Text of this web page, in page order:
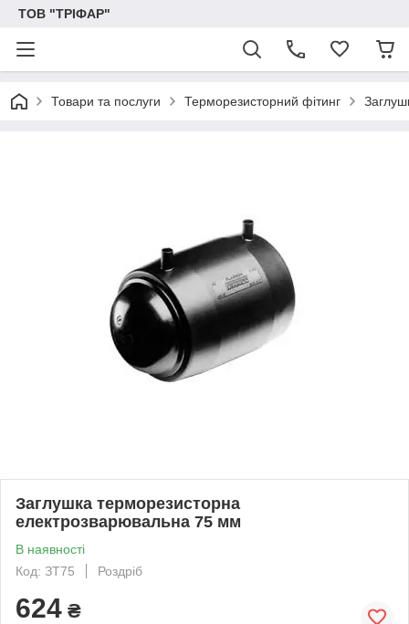
ТОВ "ТРІФАР"
Товари та послуги Терморезисторний фітинг
Заглушка терморезисторна
електрозварювальна 75 мм
В наявності
Код: ЗТ75
Роздріб
624 ₴